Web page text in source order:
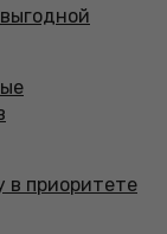
в приоритете